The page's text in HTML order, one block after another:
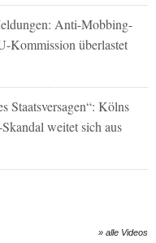
Anti-Mobbing-
Kommission überlastet
Staatsversagen“: Kölns
weitet sich aus
» alle Videos